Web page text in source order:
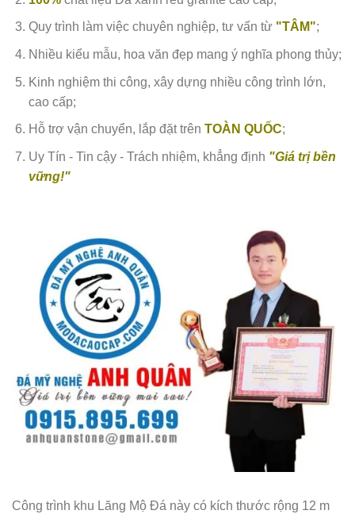
Quy trình làm việc chuyên nghiệp, tư vấn từ"TÂM";
Nhiều kiểu mẫu, hoa văn đẹp mang ý nghĩa phong thủy;
Kinh nghiệm thi công, xây dựng nhiều công trình lớn,
cao cấp;
Hỗ trợ vận chuyển, lắp đặt trên TOÀN QUỐC;
Uy Tín - Tin cậy - Trách nhiệm, khẳng định "Giá trị bền
vững!"
Công trình khu Lăng Mộ Đá này có kích thước rộng 12 m